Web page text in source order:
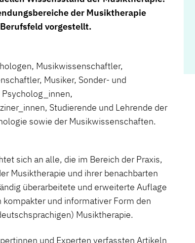
der Musiktherapie
vorgestellt.
Musikwissenschaftler,
Musiker, Sonder- und
Studierende und Lehrende der
sowie der Musikwissenschaften.
sich an alle, die im Bereich der Praxis,
Musiktherapie und ihrer benachbarten
überarbeitete und erweiterte Auflage
und informativer Form den
Musiktherapie.
und Experten verfassten Artikeln